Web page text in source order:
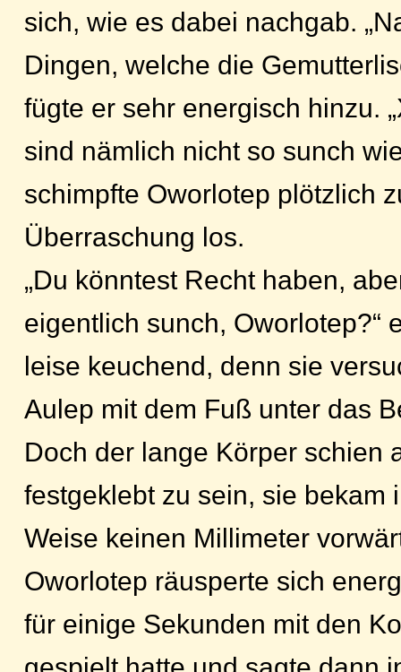
sich, wie es dabei nachgab.
Dingen, welche die
fügte er sehr energisch hinzu.
sind nämlich nicht so sunch
schimpfte Oworlotep plötzlich
Überraschung los.
„Du könntest Recht haben,
eigentlich sunch, Oworlotep?“
leise keuchend, denn sie
Aulep mit dem Fuß unter das
Doch der lange Körper schien
festgeklebt zu sein, sie bekam
Weise keinen Millimeter
Oworlotep räusperte sich
für einige Sekunden mit den